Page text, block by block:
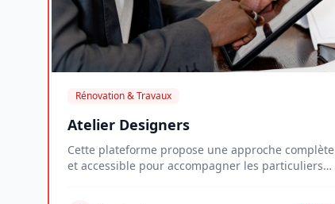
Rénovation & Travaux
Atelier Designers
Cette plateforme propose une approche complète
et accessible pour accompagner les particuliers